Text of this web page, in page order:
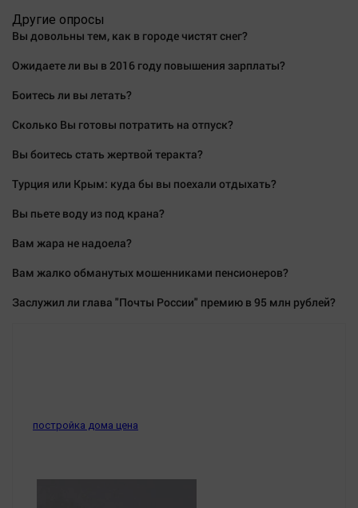
Другие опросы
Вы довольны тем, как в городе чистят снег?
Ожидаете ли вы в 2016 году повышения зарплаты?
Боитесь ли вы летать?
Сколько Вы готовы потратить на отпуск?
Вы боитесь стать жертвой теракта?
Турция или Крым: куда бы вы поехали отдыхать?
Вы пьете воду из под крана?
Вам жара не надоела?
Вам жалко обманутых мошенниками пенсионеров?
Заслужил ли глава "Почты России" премию в 95 млн рублей?
постройка дома цена